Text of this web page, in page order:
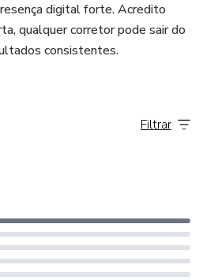
digital forte. Acredito
qualquer corretor pode sair do
consistentes.
Filtrar